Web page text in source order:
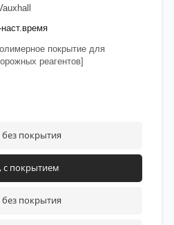
наст.время
покрытие для
реагентов]
покрытия
с покрытием
покрытия